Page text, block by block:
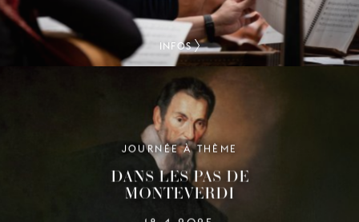
INFOS
JOURNÉE À THÈME
DANS LES PAS DE
MONTEVERDI